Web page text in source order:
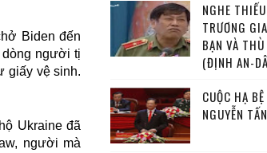
Biden đến
dòng người tị
giấy vệ sinh.
Ukraine đã
người mà
NGHE
TRƯƠNG
BẠN VÀ
(ĐỊNH AN-
CUỘC HẠ
NGUYỄN